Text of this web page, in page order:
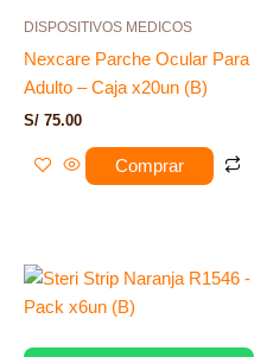
DISPOSITIVOS MEDICOS
Nexcare Parche Ocular Para
Adulto – Caja x20un (B)
S/ 75.00
Comprar